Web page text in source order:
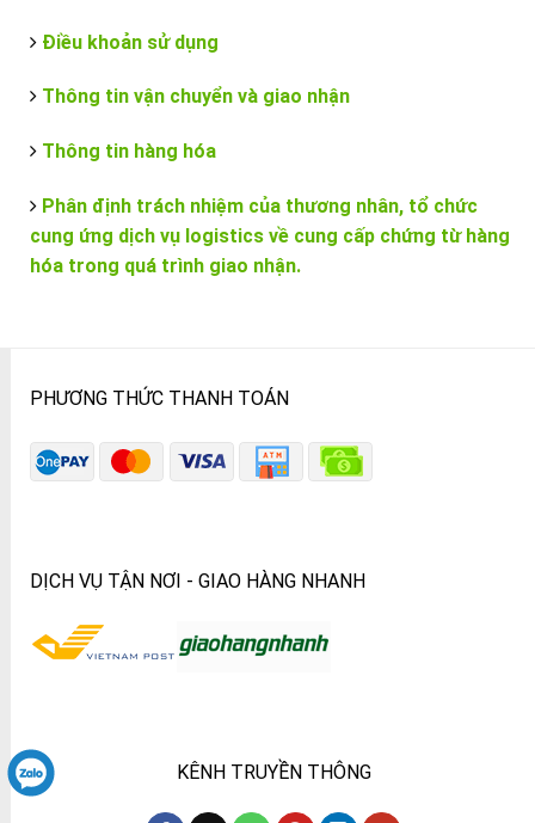
Điều khoản sử dụng
Thông tin vận chuyển và giao nhận
Thông tin hàng hóa
Phân định trách nhiệm của thương nhân, tổ chức
cung ứng dịch vụ logistics về cung cấp chứng từ hàng
hóa trong quá trình giao nhận.
PHƯƠNG THỨC THANH TOÁN
DỊCH VỤ TẬN NƠI - GIAO HÀNG NHANH
KÊNH TRUYỀN THÔNG